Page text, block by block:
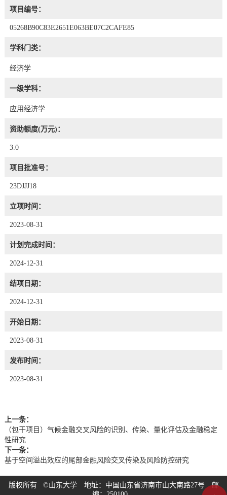
项目编号：
05268B90C83E2651E063BE07C2CAFE85
学科门类：
经济学
一级学科：
应用经济学
资助额度(万元)：
3.0
项目批准号：
23DJJJ18
立项时间：
2023-08-31
计划完成时间：
2024-12-31
结项日期：
2024-12-31
开始日期：
2023-08-31
发布时间：
2023-08-31
上一条：
（包干项目）气候金融交叉风险的识别、传染、量化评估及金融稳定
性研究
下一条：
基于空间溢出效应的尾部金融风险交叉传染及风险防控研究
版权所有 ©山东大学 地址：中国山东省济南市山大南路27号 邮